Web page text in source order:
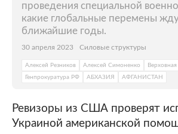
проведения специальной
какие глобальные перемены
ближайшие годы.
30 апреля 2023 Силовые структуры
Алексей Резников Алексей Симоненко
Генпрокуратура РФ
АБХАЗИЯ АФГАНИСТАН
Ревизоры из США проверят
Украиной американской